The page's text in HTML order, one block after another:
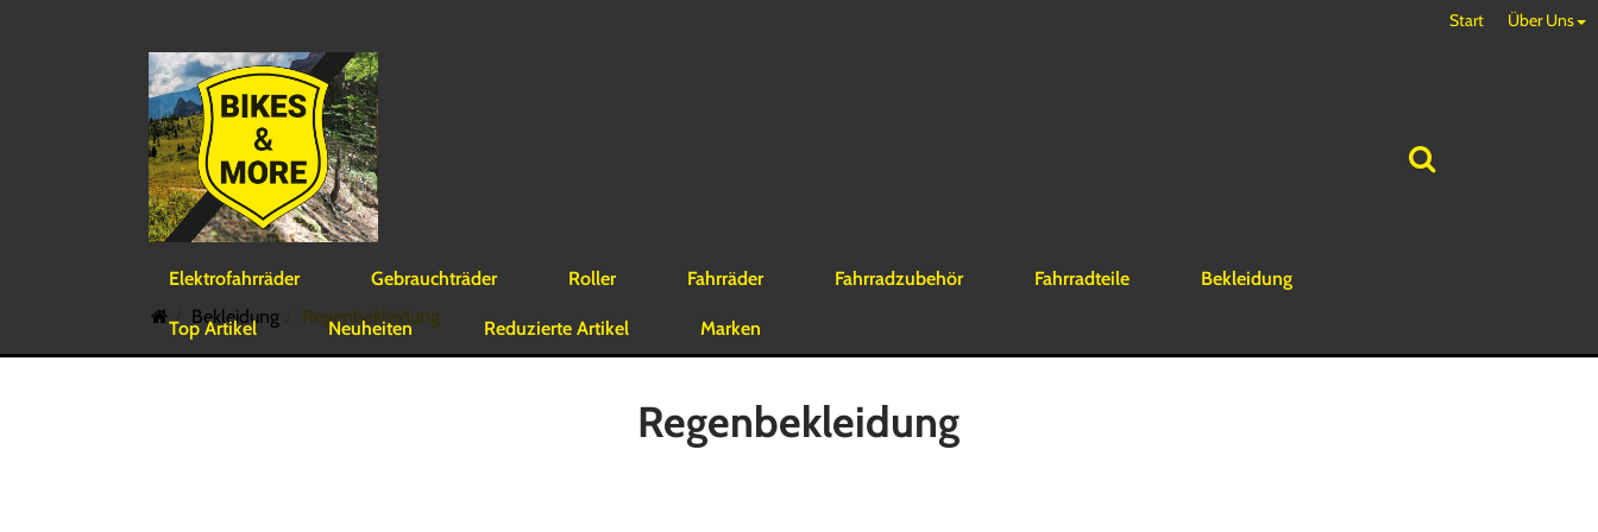
Start Über Uns
Elektrofahrräder Gebrauchträder Roller Fahrräder Fahrradzubehör Fahrradteile Bekleidung
Top Artikel Neuheiten Reduzierte Artikel Marken
Bekleidung Regenbekleidung
Regenbekleidung